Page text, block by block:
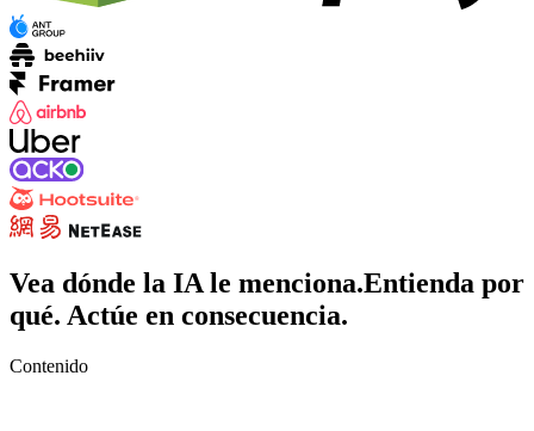
Vea dónde la IA le menciona.Entienda por
qué. Actúe en consecuencia.
Contenido